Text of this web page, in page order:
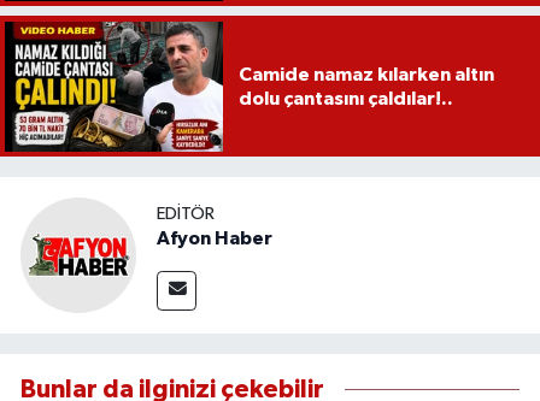
Camide namaz kılarken altın
dolu çantasını çaldılar!..
EDITÖR
Afyon Haber
Bunlar da ilginizi çekebilir